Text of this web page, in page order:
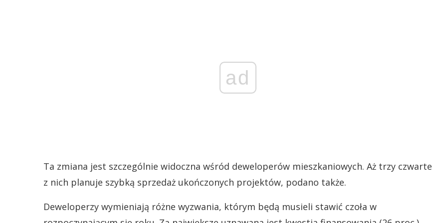
ad
Ta zmiana jest szczególnie widoczna wśród deweloperów mieszkaniowych. Aż trzy czwarte
z nich planuje szybką sprzedaż ukończonych projektów, podano także.
Deweloperzy wymieniają różne wyzwania, którym będą musieli stawić czoła w